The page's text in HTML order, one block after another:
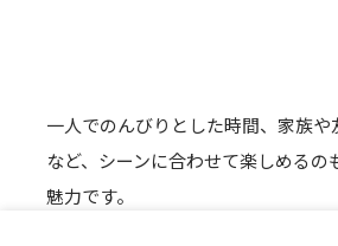
一人でのんびりとした時間、家族や
など、シーンに合わせて楽しめるの
魅力です。